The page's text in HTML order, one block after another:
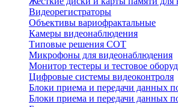
Видеорегистраторы
Объективы вариофрактальные
Камеры видеонаблюдения
Типовые решения СОТ
Микрофоны для видеонаблюдения
Монитор тестеры и тестовое
Цифровые системы видеоконтроля
Блоки приема и передачи данных
Блоки приема и передачи данных